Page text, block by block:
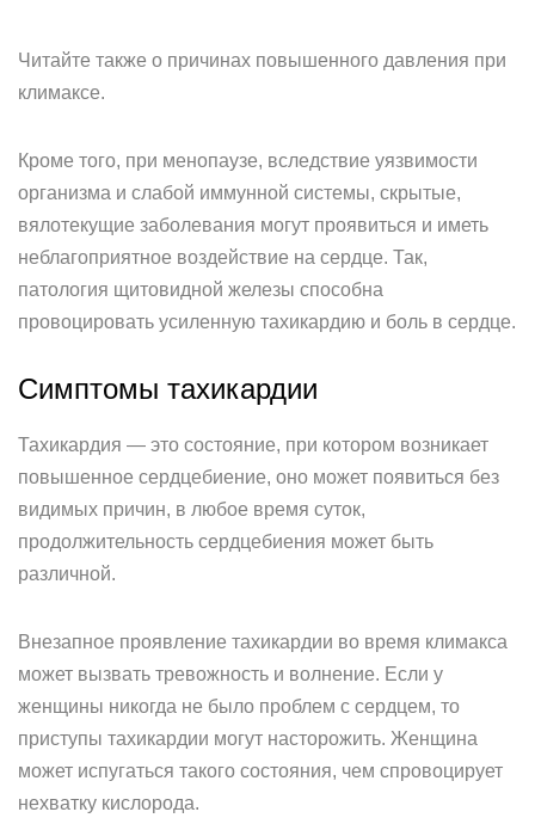
Читайте также о причинах повышенного давления при
климаксе.
Кроме того, при менопаузе, вследствие уязвимости
организма и слабой иммунной системы, скрытые,
вялотекущие заболевания могут проявиться и иметь
неблагоприятное воздействие на сердце. Так,
патология щитовидной железы способна
провоцировать усиленную тахикардию и боль в сердце.
Симптомы тахикардии
Тахикардия — это состояние, при котором возникает
повышенное сердцебиение, оно может появиться без
видимых причин, в любое время суток,
продолжительность сердцебиения может быть
различной.
Внезапное проявление тахикардии во время климакса
может вызвать тревожность и волнение. Если у
женщины никогда не было проблем с сердцем, то
приступы тахикардии могут насторожить. Женщина
может испугаться такого состояния, чем спровоцирует
нехватку кислорода.